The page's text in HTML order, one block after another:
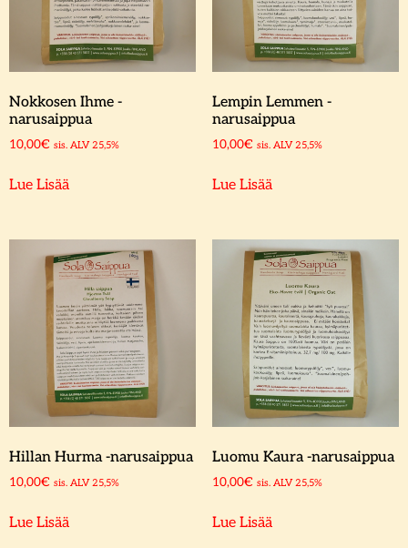
Nokkosen Ihme -
narusaippua
10,00€ sis. ALV 25,5%
Lue Lisää
Lempin Lemmen -
narusaippua
10,00€ sis. ALV 25,5%
Lue Lisää
Hillan Hurma -narusaippua
10,00€ sis. ALV 25,5%
Lue Lisää
Luomu Kaura -narusaippua
10,00€ sis. ALV 25,5%
Lue Lisää